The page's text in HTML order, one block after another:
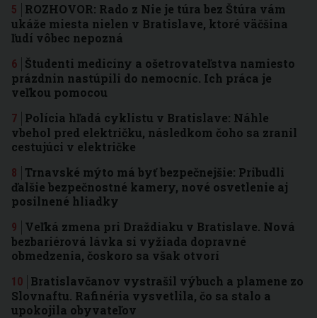
ROZHOVOR: Rado z Nie je túra bez Štúra vám
ukáže miesta nielen v Bratislave, ktoré väčšina
ľudí vôbec nepozná
Študenti medicíny a ošetrovateľstva namiesto
prázdnin nastúpili do nemocníc. Ich práca je
veľkou pomocou
Polícia hľadá cyklistu v Bratislave: Náhle
vbehol pred električku, následkom čoho sa zranil
cestujúci v električke
Trnavské mýto má byť bezpečnejšie: Pribudli
ďalšie bezpečnostné kamery, nové osvetlenie aj
posilnené hliadky
Veľká zmena pri Draždiaku v Bratislave. Nová
bezbariérová lávka si vyžiada dopravné
obmedzenia, čoskoro sa však otvorí
Bratislavčanov vystrašil výbuch a plamene zo
Slovnaftu. Rafinéria vysvetlila, čo sa stalo a
upokojila obyvateľov